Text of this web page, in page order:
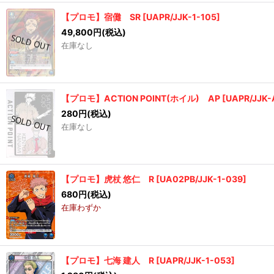
【プロモ】宿儺 SR [UAPR/JJK-1-105]
49,800円(税込)
在庫なし
【プロモ】ACTION POINT(ホイル) AP [UAPR/
280円(税込)
在庫なし
【プロモ】虎杖 悠仁 R [UA02PB/JJK-1-039]
680円(税込)
在庫わずか
【プロモ】七海 建人 R [UAPR/JJK-1-053]